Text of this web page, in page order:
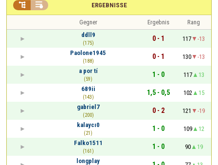
ERGEBNISSE
 
Gegner Ergebnis
Rang
ddll9
(175)
0 - 1 117
-13
Paolone1945
(188)
0 - 1 130
-13
a por tí
(59)
1 - 0 117
13
689ii
(143)
1,5 - 0,5 102
15
gabriel7
(200)
0 - 2 121
-19
kalaycı0
(21)
1 - 0 109
12
Falko1511
(161)
1 - 0 90
19
longplay